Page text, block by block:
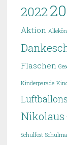
2022
Aktion
Flaschen
Kinderparade
Luftballons
Nikolaus
Schulfest